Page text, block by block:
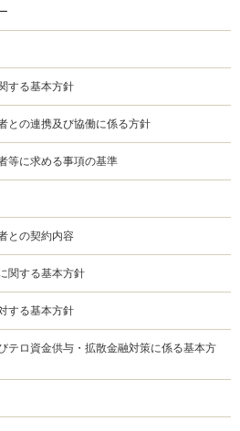
する基本方針
との連携及び協働に係る方針
等に求める事項の基準
との契約内容
関する基本方針
する基本方針
テロ資金供与・拡散金融対策に係る基本方